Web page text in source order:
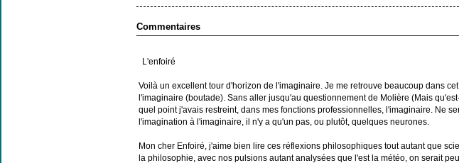
Commentaires
L'enfoiré
Voilà un excellent tour d'horizon de l'imaginaire. Je me retrouve beaucoup dans
l'imaginaire (boutade). Sans aller jusqu'au questionnement de Molière (Mais
quel point j'avais restreint, dans mes fonctions professionnelles, l'imaginaire. Ne
l'imagination à l'imaginaire, il n'y a qu'un pas, ou plutôt, quelques neurones.
Mon cher Enfoiré, j'aime bien lire ces réflexions philosophiques tout autant que
la philosophie, avec nos pulsions autant analysées que l'est la météo, on serait